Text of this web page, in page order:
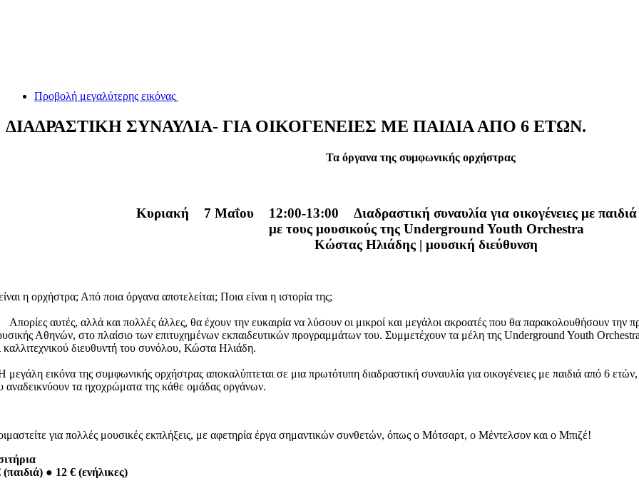
Προβολή μεγαλύτερης εικόνας
ΔΙΑΔΡΑΣΤΙΚΗ ΣΥΝΑΥΛΙΑ- ΓΙΑ ΟΙΚΟΓΕΝΕΙΕΣ ΜΕ ΠΑΙΔΙΑ ΑΠΟ 6 ΕΤΩΝ.
Τα όργανα της συμφωνικής ορχήστρας
Κυριακή 7 Μαΐου 12:00-13:00
Διαδραστική συναυλία για οικογένειες με
με τους μουσικούς της Underground Youth Orchestra
Κώστας Ηλιάδης | μουσική διεύθυνση
η ορχήστρα; Από ποια όργανα αποτελείται; Ποια είναι η ιστορία της;
Απορίες αυτές, αλλά και πολλές άλλες, θα έχουν την ευκαιρία να λύσουν οι μικροί και μεγάλοι ακροατές που θα παρακολουθήσουν
Αθηνών, στο πλαίσιο των επιτυχημένων εκπαιδευτικών προγραμμάτων του. Συμμετέχουν τα μέλη της Underground Youth
καλλιτεχνικού διευθυντή του συνόλου, Κώστα Ηλιάδη.
μεγάλη εικόνα της συμφωνικής ορχήστρας αποκαλύπτεται σε μια πρωτότυπη διαδραστική συναυλία για οικογένειες με παιδιά από 6
αναδεικνύουν τα ηχοχρώματα της κάθε ομάδας οργάνων.
για πολλές μουσικές εκπλήξεις, με αφετηρία έργα σημαντικών συνθετών, όπως ο Μότσαρτ, ο Μέντελσον και ο Μπιζέ!
(παιδιά) ● 12 € (ενήλικες)